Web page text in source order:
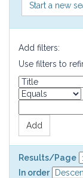
Start a new
Add filters:
Use filters to
Results/Page
In order